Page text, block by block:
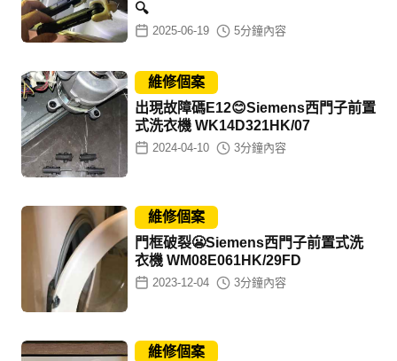
🔍
2025-06-19 5分鐘內容
維修個案
出現故障碼E12😊Siemens西門子前置
式洗衣機 WK14D321HK/07
2024-04-10 3分鐘內容
維修個案
門框破裂😬Siemens西門子前置式洗
衣機 WM08E061HK/29FD
2023-12-04 3分鐘內容
維修個案